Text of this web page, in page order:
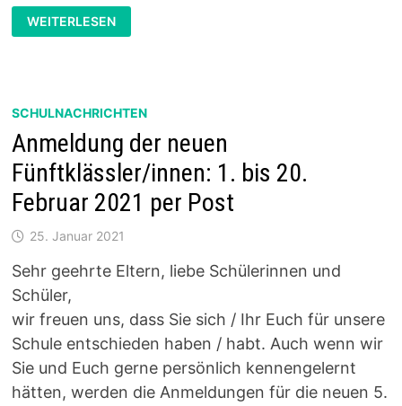
KENNENLERNTAG
2021
ENTFÄLLT
WEITERLESEN
SCHULNACHRICHTEN
Anmeldung der neuen
Fünftklässler/innen: 1. bis 20.
Februar 2021 per Post
25. Januar 2021
Sehr geehrte Eltern, liebe Schülerinnen und
Schüler,
wir freuen uns, dass Sie sich / Ihr Euch für unsere
Schule entschieden haben / habt. Auch wenn wir
Sie und Euch gerne persönlich kennengelernt
hätten, werden die Anmeldungen für die neuen 5.